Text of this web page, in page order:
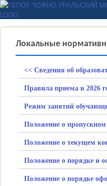
ГБПОУ "ЮЖНО-
УРАЛЬСКИЙ
КОЛЛЕДЖ"
Локальные
<< Сведения об
Правила приема в 2026
Режим занятий
Положение о
Положение о текущем
Положение о порядке и
Положение о порядке